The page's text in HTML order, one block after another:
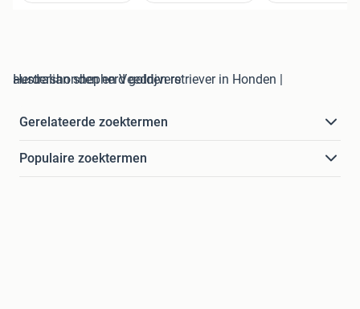
australian shepherd golden retriever in Honden | Herdershonden en Veedrijvers
Gerelateerde zoektermen
Populaire zoektermen